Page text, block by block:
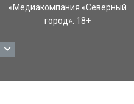
«Медиакомпания «Северный
город». 18+